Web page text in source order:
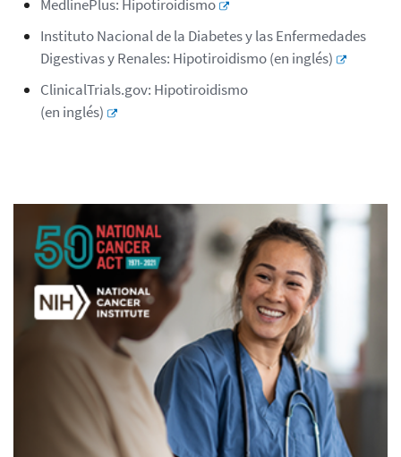
MedlinePlus: Hipotiroidismo
Instituto Nacional de la Diabetes y las Enfermedades
Digestivas y Renales: Hipotiroidismo (en inglés)
ClinicalTrials.gov: Hipotiroidismo
(en inglés)